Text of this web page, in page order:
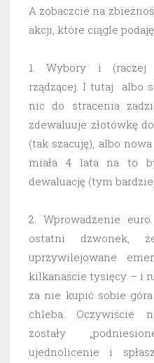
A zobaczcie na
akcji, które ciągle
1. Wybory i (raczej
rządzącej. I tutaj albo
nic do stracenia
zdewaluuje złotówkę
(tak szacuję), albo
miała 4 lata na to
dewaluację (tym
2. Wprowadzenie
ostatni dzwonek,
uprzywilejowane
kilkanaście tysięcy – i
za nie kupić sobie
chleba. Oczywiście
zostały
ujednolicenie i